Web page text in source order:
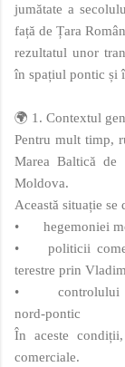
jumătate a
față de Țara
rezultatul unor
în spațiul pontic și
🌍 1. Contextul
Pentru mult timp,
Marea Baltică de
Moldova.
Această situație se
•
hegemoniei
•
politicii
terestre prin
•
nord‑pontic
În aceste
comerciale.